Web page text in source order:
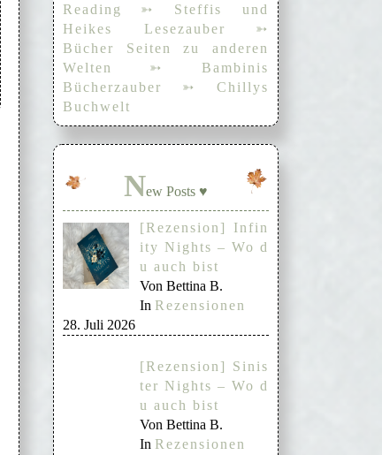
Reading
➳ Steffis und
Heikes Lesezauber
➳
Bücher Seiten zu anderen
Welten
➳ Bambinis
Bücherzauber
➳ Chillys
Buchwelt
New Posts ♥
[Rezension] Infin
ity Nights – Wo d
u auch bist
Von Bettina B.
In Rezensionen
28. Juli 2026
[Rezension] Sinis
ter Nights – Wo d
u auch bist
Von Bettina B.
In Rezensionen